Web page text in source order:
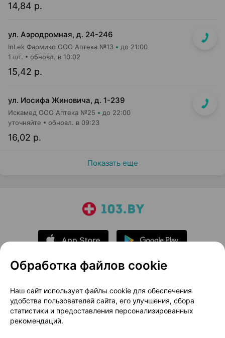
14,84 р.
ул. Аэродромная, д. 24-246
InLek Фармико ООО Аптека №13 до 21:00
15,42 р.
1 шт. обновл. в 10:02
ул. Иосифа Жиновича, д. 1-239
Искамед ООО Аптека №25 до 22:00
16,02 р.
уточняйте обновл. в 09:23
Показать еще
О проекте
Новости проекта
Размещение рекламы
Медицинский маркетинг
Публичный договор
Доставка
Обработка файлов cookie
Наш сайт использует файлы cookie для обеспечения
удобства пользователей сайта, его улучшения, сбора
статистики и предоставления персонализированных
рекомендаций.